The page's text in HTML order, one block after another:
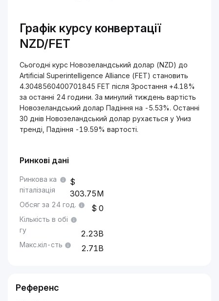
Графік курсу конвертації
NZD/FET
Сьогодні курс Новозеландський долар (NZD) до
Artificial Superintelligence Alliance (FET) становить
4.3048560400701845 FET після Зростання +4.18%
за останні 24 години. За минулий тиждень вартість
Новозеландський долар Падіння на -5.53%. Останні
30 днів Новозеландський долар рухається у Униз
тренді, Падіння -19.59% вартості.
Ринкові дані
Ринкова ка
піталізація
303.75M
Обсяг за 24 год. 0
Кількість в обі
гу
2.23B
Макс.кіл-сть 2.71B
Референс